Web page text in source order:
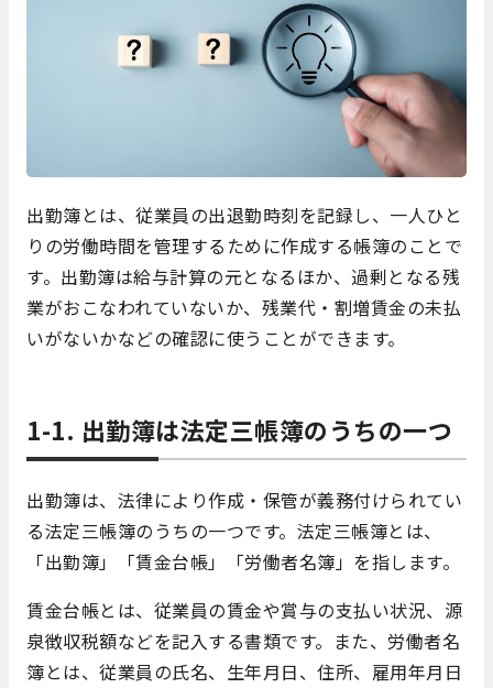
出勤簿とは、従業員の出退勤時刻を記録し、一人ひと
りの労働時間を管理するために作成する帳簿のことで
す。出勤簿は給与計算の元となるほか、過剰となる残
業がおこなわれていないか、残業代・割増賃金の未払
いがないかなどの確認に使うことができます。
1-1. 出勤簿は法定三帳簿のうちの一つ
出勤簿は、法律により作成・保管が義務付けられてい
る法定三帳簿のうちの一つです。法定三帳簿とは、
「出勤簿」「賃金台帳」「労働者名簿」を指します。
賃金台帳とは、従業員の賃金や賞与の支払い状況、源
泉徴収税額などを記入する書類です。また、労働者名
簿とは、従業員の氏名、生年月日、住所、雇用年月日